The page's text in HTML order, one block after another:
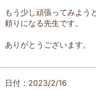
もう少し頑張ってみよう
頼りになる先生です。
ありがとうございます。
日付：2023/2/16